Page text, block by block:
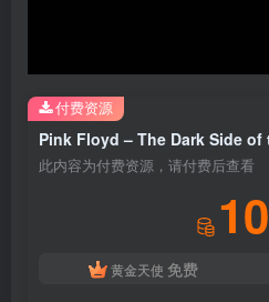
此内容为付费资源，请付费后查看
10
黄金天使 免费
付费资源